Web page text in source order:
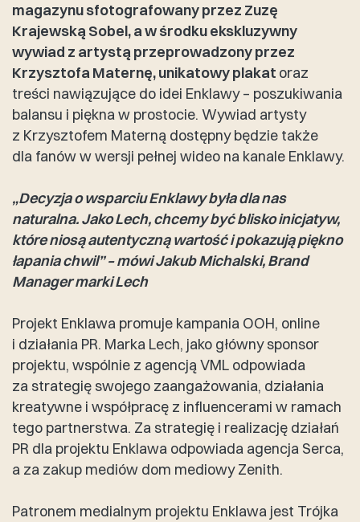
magazynu sfotografowany przez Zuzę
Krajewską Sobel, a w środku ekskluzywny
wywiad z artystą przeprowadzony przez
Krzysztofa Maternę, unikatowy plakat oraz
treści nawiązujące do idei Enklawy – poszukiwania
balansu i piękna w prostocie. Wywiad artysty
z Krzysztofem Materną dostępny będzie także
dla fanów w wersji pełnej wideo na kanale Enklawy.
„Decyzja o wsparciu Enklawy była dla nas
naturalna. Jako Lech, chcemy być blisko inicjatyw,
które niosą autentyczną wartość i pokazują piękno
łapania chwil” – mówi Jakub Michalski, Brand
Manager marki Lech
Projekt Enklawa promuje kampania OOH, online
i działania PR. Marka Lech, jako główny sponsor
projektu, wspólnie z agencją VML odpowiada
za strategię swojego zaangażowania, działania
kreatywne i współpracę z influencerami w ramach
tego partnerstwa. Za strategię i realizację działań
PR dla projektu Enklawa odpowiada agencja Serca,
a za zakup mediów dom mediowy Zenith.
Patronem medialnym projektu Enklawa jest Trójka